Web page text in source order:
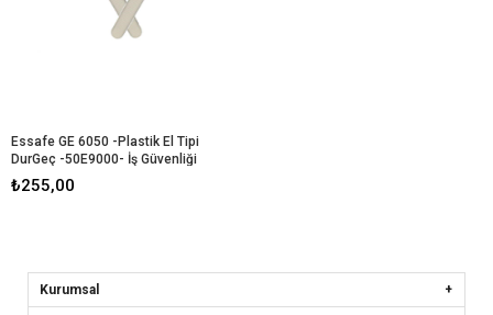
Essafe GE 6050 -Plastik El Tipi
DurGeç -50E9000- İş Güvenliği
₺255,00
Kurumsal